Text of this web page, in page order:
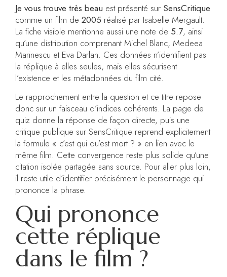
Je vous trouve très beau est présenté sur SensCritique
comme un film de 2005 réalisé par Isabelle Mergault.
La fiche visible mentionne aussi une note de 5.7, ainsi
qu’une distribution comprenant Michel Blanc, Medeea
Marinescu et Eva Darlan. Ces données n’identifient pas
la réplique à elles seules, mais elles sécurisent
l’existence et les métadonnées du film cité.
Le rapprochement entre la question et ce titre repose
donc sur un faisceau d’indices cohérents. La page de
quiz donne la réponse de façon directe, puis une
critique publique sur SensCritique reprend explicitement
la formule « c’est qui qu’est mort ? » en lien avec le
même film. Cette convergence reste plus solide qu’une
citation isolée partagée sans source. Pour aller plus loin,
il reste utile d’identifier précisément le personnage qui
prononce la phrase.
Qui prononce
cette réplique
dans le film ?